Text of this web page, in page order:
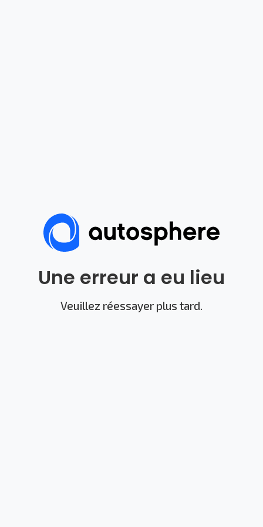
Une erreur a eu lieu
Veuillez réessayer plus tard.